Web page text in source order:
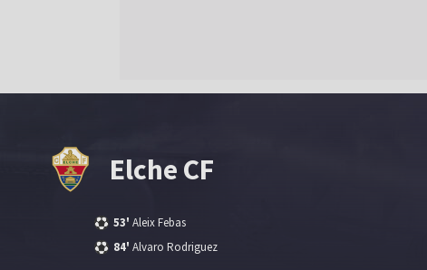
Elche CF
53' Aleix Febas
84' Alvaro Rodriguez